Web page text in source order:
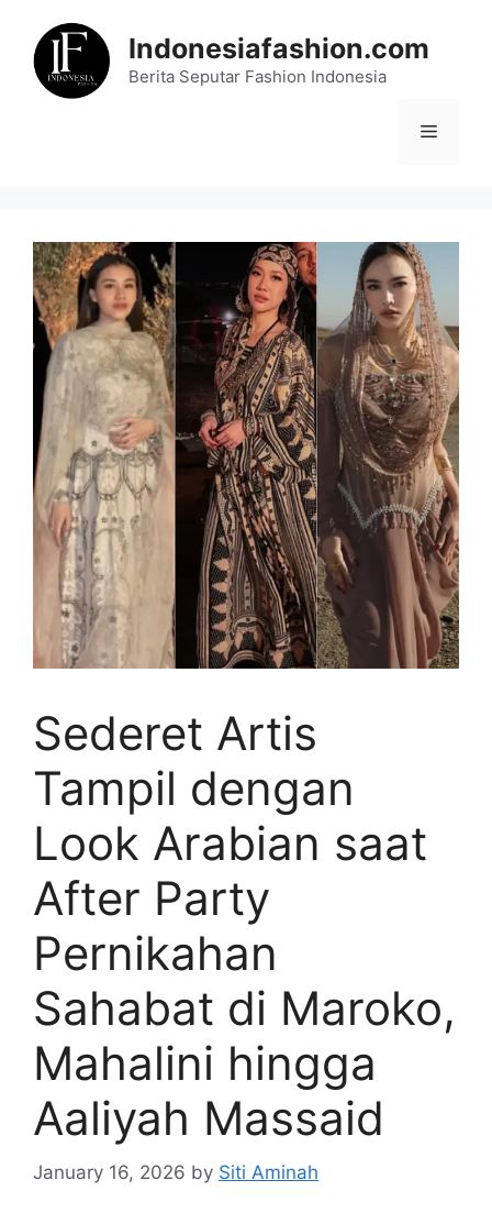
content
Indonesiafashion.com
Berita Seputar Fashion Indonesia
Menu
Sederet Artis
Tampil dengan
Look Arabian saat
After Party
Pernikahan
Sahabat di Maroko,
Mahalini hingga
Aaliyah Massaid
January 16, 2026 by Siti Aminah